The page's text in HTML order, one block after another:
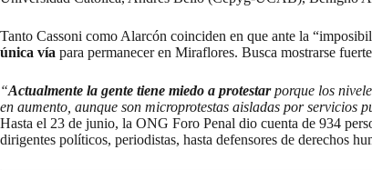
Tanto Cassoni como Alarcón coinciden en que ante la
única vía para permanecer en Miraflores. Busca mostrarse
“Actualmente la gente tiene miedo a protestarporque los
en aumento, aunque son microprotestas aisladas por servicios
Hasta el 23 de junio, la ONG Foro Penal dio cuenta de 934
dirigentes políticos, periodistas, hasta defensores de derechos